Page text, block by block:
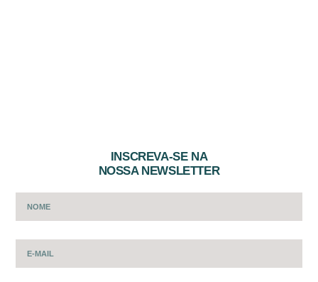
INSCREVA-SE NA
NOSSA NEWSLETTER